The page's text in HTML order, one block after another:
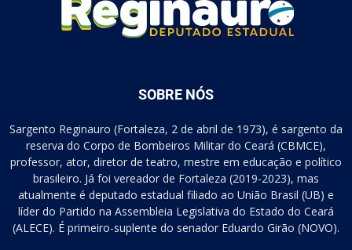
SOBRE NÓS
Sargento Reginauro (Fortaleza, 2 de abril de 1973), é sargento da
reserva do Corpo de Bombeiros Militar do Ceará (CBMCE),
professor, ator, diretor de teatro, mestre em educação e político
brasileiro. Já foi vereador de Fortaleza (2019-2023), mas
atualmente é deputado estadual filiado ao União Brasil (UB) e
líder do Partido na Assembleia Legislativa do Estado do Ceará
(ALECE). É primeiro-suplente do senador Eduardo Girão (NOVO).